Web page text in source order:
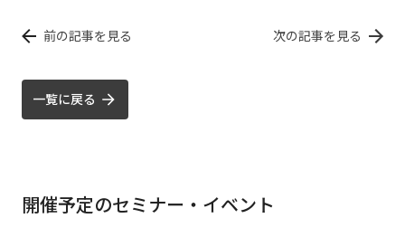
前の記事を見る 次の記事を見る
一覧に戻る
開催予定のセミナー・イベント